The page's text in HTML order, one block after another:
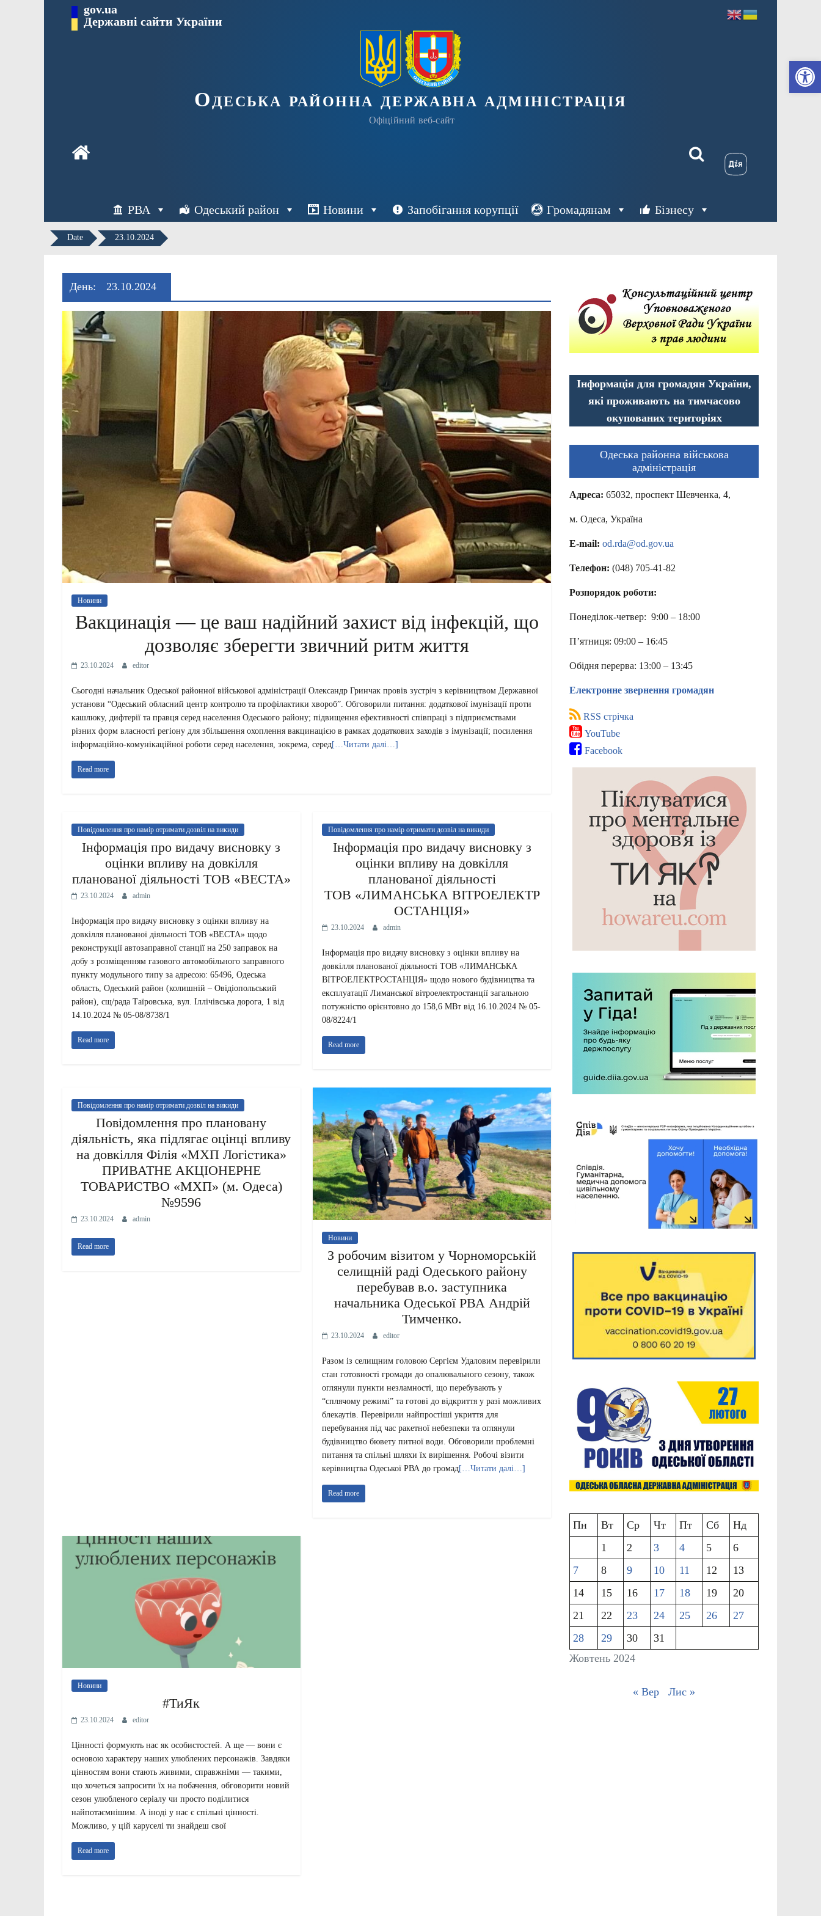
Перейти gov.ua
Державні сайти України
Одеська районна державна адміністрація
Офіційний веб-сайт
РВА Одеський район Новини Запобігання корупції Громадянам Бізнесу
Date 23.10.2024
День: 23.10.2024
Новини
Вакцинація — це ваш надійний захист від інфекцій, що
дозволяє зберегти звичний ритм життя
23.10.2024 editor
Сьогодні начальник Одеської районної військової адміністрації Олександр Гринчак провів зустріч з керівництвом Державної
установи “Одеський обласний центр контролю та профiлактики хвороб”. Обговорили питання: додаткової імунізації проти
кашлюку, дифтерії та правця серед населення Одеського району; підвищення ефективності співпраці з підприємствами
різних форм власності регіону для збільшення охоплення вакцинацією в рамках додаткових заходів з імунізації; посилення
інформаційно-комунікаційної роботи серед населення, зокрема, серед[…Читати далі…]
Read more
Повідомлення про намір отримати дозвіл на викиди
Інформація про видачу висновку з
оцінки впливу на довкілля
планованої діяльності ТОВ «ВЕСТА»
23.10.2024 admin
Інформація про видачу висновку з оцінки впливу на
довкілля планованої діяльності ТОВ «ВЕСТА» щодо
реконструкції автозаправної станції на 250 заправок на
добу з розміщенням газового автомобільного заправного
пункту модульного типу за адресою: 65496, Одеська
область, Одеський район (колишній – Овідіопольський
район), сщ/рада Таїровська, вул. Іллічівська дорога, 1 від
14.10.2024 № 05-08/8738/1
Read more
Повідомлення про намір отримати дозвіл на викиди
Інформація про видачу висновку з
оцінки впливу на довкілля
планованої діяльності
ТОВ «ЛИМАНСЬКА ВІТРОЕЛЕКТР
ОСТАНЦІЯ»
23.10.2024 admin
Інформація про видачу висновку з оцінки впливу на
довкілля планованої діяльності ТОВ «ЛИМАНСЬКА
ВІТРОЕЛЕКТРОСТАНЦІЯ» щодо нового будівництва та
експлуатації Лиманської вітроелектростанції загальною
потужністю орієнтовно до 158,6 МВт від 16.10.2024 № 05-
08/8224/1
Read more
Повідомлення про намір отримати дозвіл на викиди
Повідомлення про плановану
діяльність, яка підлягає оцінці впливу
на довкілля Філія «МХП Логістика»
ПРИВАТНЕ АКЦІОНЕРНЕ
ТОВАРИСТВО «МХП» (м. Одеса)
№9596
23.10.2024 admin
Read more
Новини
З робочим візитом у Чорноморській
селищній раді Одеського району
перебував в.о. заступника
начальника Одеської РВА Андрій
Тимченко.
23.10.2024 editor
Разом із селищним головою Сергієм Удаловим перевірили
стан готовності громади до опалювального сезону, також
оглянули пункти незламності, що перебувають у
“сплячому режимі” та готові до відкриття у разі можливих
блекаутів. Перевірили найпростіші укриття для
перебування під час ракетної небезпеки та оглянули
будівництво бювету питної води. Обговорили проблемні
питання та спільні шляхи їх вирішення. Робочі візити
керівництва Одеської РВА до громад[…Читати далі…]
Read more
Новини
#ТиЯк
23.10.2024 editor
Цінності формують нас як особистостей. А ще — вони є
основою характеру наших улюблених персонажів. Завдяки
цінностям вони стають живими, справжніми — такими,
що хочеться запросити їх на побачення, обговорити новий
сезон улюбленого серіалу чи просто поділитися
найпотаємнішим. А іноді у нас є спільні цінності.
Можливо, у цій каруселі ти знайдеш свої
Read more
Інформація для громадян України,
які проживають на тимчасово
окупованих територіях
Одеська районна військова
адміністрація
Адреса: 65032, проспект Шевченка, 4,
м. Одеса, Україна
E-mail: od.rda@od.gov.ua
Телефон: (048) 705-41-82
Розпорядок роботи:
Понеділок-четвер: 9:00 – 18:00
П’ятниця: 09:00 – 16:45
Обідня перерва: 13:00 – 13:45
Електронне звернення громадян
RSS стрічка
YouTube
Facebook
Жовтень 2024
Пн Вт Ср Чт Пт Сб
Нд
1
2 3 4 5
6
7
8 9 10 11 12
13
14
15 16 17 18 19
20
21
22 23 24 25 26
27
28
29 30 31
« Вер Лис »